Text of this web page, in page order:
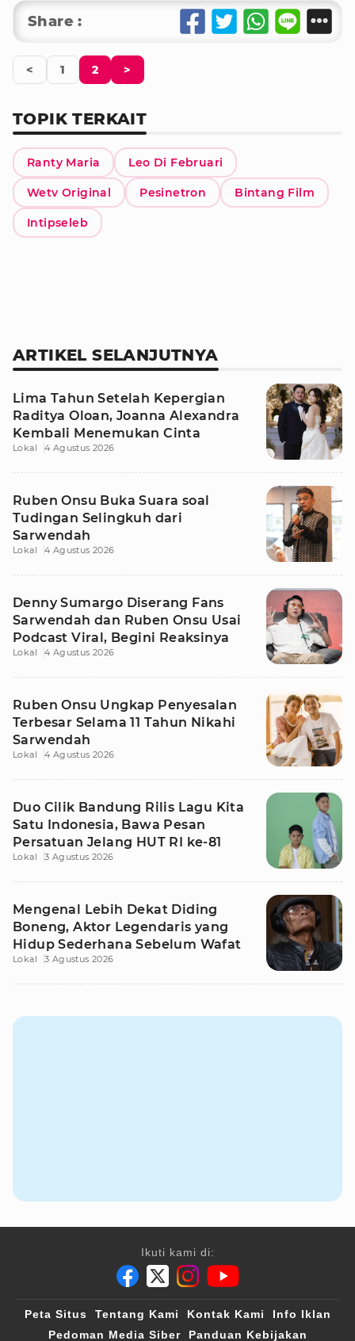
Share :
< 1 2 >
TOPIK TERKAIT
Ranty Maria Leo Di Februari
Wetv Original Pesinetron Bintang Film
Intipseleb
ARTIKEL SELANJUTNYA
Lima Tahun Setelah Kepergian
Raditya Oloan, Joanna Alexandra
Kembali Menemukan Cinta
Lokal 4 Agustus 2026
Ruben Onsu Buka Suara soal
Tudingan Selingkuh dari
Sarwendah
Lokal 4 Agustus 2026
Denny Sumargo Diserang Fans
Sarwendah dan Ruben Onsu Usai
Podcast Viral, Begini Reaksinya
Lokal 4 Agustus 2026
Ruben Onsu Ungkap Penyesalan
Terbesar Selama 11 Tahun Nikahi
Sarwendah
Lokal 4 Agustus 2026
Duo Cilik Bandung Rilis Lagu Kita
Satu Indonesia, Bawa Pesan
Persatuan Jelang HUT RI ke-81
Lokal 3 Agustus 2026
Mengenal Lebih Dekat Diding
Boneng, Aktor Legendaris yang
Hidup Sederhana Sebelum Wafat
Lokal 3 Agustus 2026
Ikuti kami di:
Peta Situs Tentang Kami Kontak Kami
Info Iklan
Pedoman Media Siber
Panduan Kebijakan